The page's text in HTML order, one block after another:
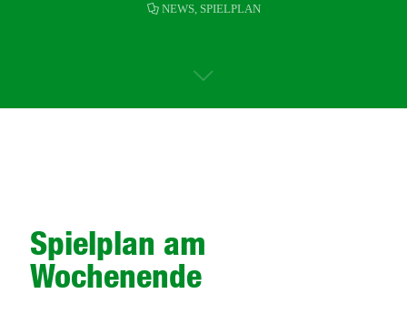
NEWS, SPIELPLAN
Spielplan am
Wochenende